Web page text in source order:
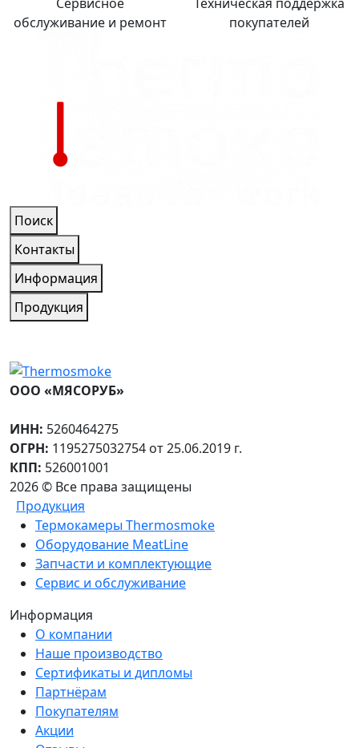
обслуживание и ремонт
покупателей
Поиск
Контакты
Информация
Продукция
ООО «МЯСОРУБ»
ИНН: 5260464275
ОГРН: 1195275032754 от 25.06.2019 г.
КПП: 526001001
2026 © Все права защищены
Продукция
Термокамеры Thermosmoke
Оборудование MeatLine
Запчасти и комплектующие
Сервис и обслуживание
Информация
О компании
Наше производство
Сертификаты и дипломы
Партнёрам
Покупателям
Акции